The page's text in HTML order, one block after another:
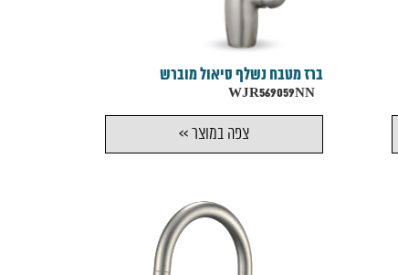
ברז מטבח נשלף סיאול מוברש
WJR569059NN
צפה במוצר >>